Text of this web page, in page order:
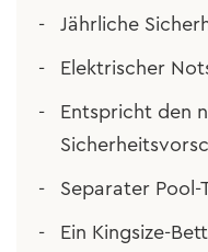
Jährliche
Elektrischer
Entspricht den
Separater Pool-
Ein Kingsize-Bett